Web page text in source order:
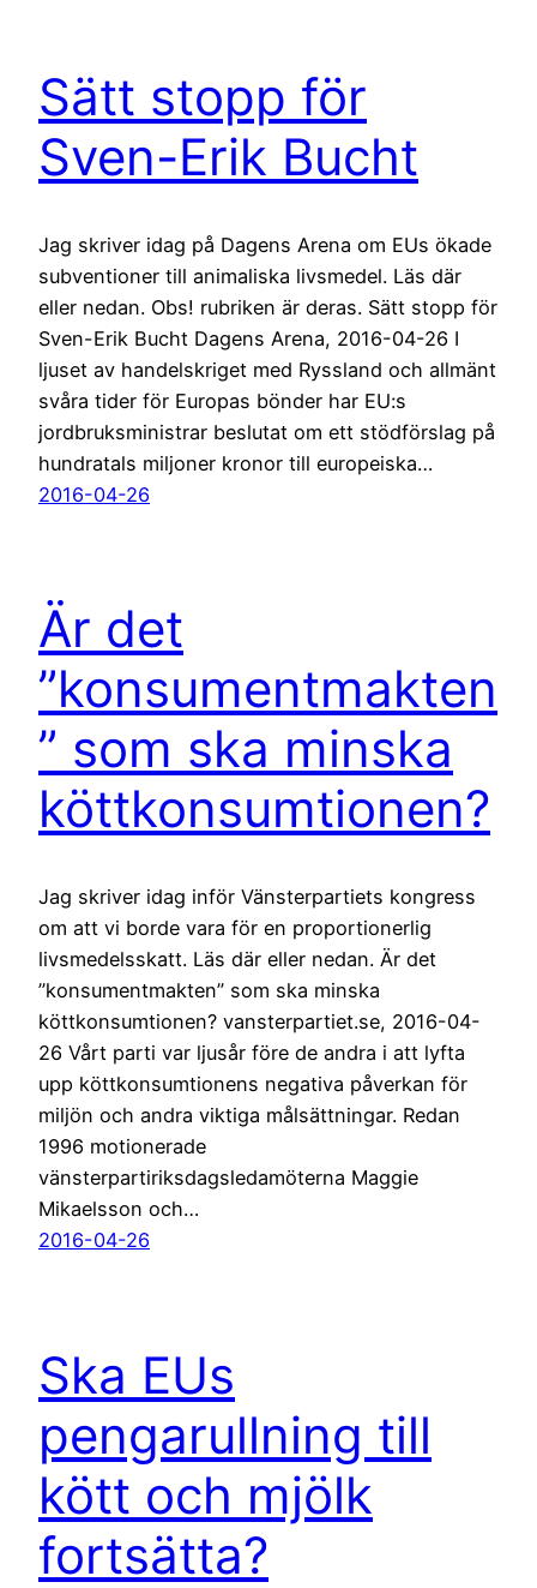
Sätt stopp för
Sven-Erik Bucht
Jag skriver idag på Dagens Arena om EUs ökade
subventioner till animaliska livsmedel. Läs där
eller nedan. Obs! rubriken är deras. Sätt stopp för
Sven-Erik Bucht Dagens Arena, 2016-04-26 I
ljuset av handelskriget med Ryssland och allmänt
svåra tider för Europas bönder har EU:s
jordbruksministrar beslutat om ett stödförslag på
hundratals miljoner kronor till europeiska…
2016-04-26
Är det
”konsumentmakten
” som ska minska
köttkonsumtionen?
Jag skriver idag inför Vänsterpartiets kongress
om att vi borde vara för en proportionerlig
livsmedelsskatt. Läs där eller nedan. Är det
”konsumentmakten” som ska minska
köttkonsumtionen? vansterpartiet.se, 2016-04-
26 Vårt parti var ljusår före de andra i att lyfta
upp köttkonsumtionens negativa påverkan för
miljön och andra viktiga målsättningar. Redan
1996 motionerade
vänsterpartiriksdagsledamöterna Maggie
Mikaelsson och…
2016-04-26
Ska EUs
pengarullning till
kött och mjölk
fortsätta?